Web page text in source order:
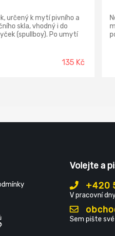
určený k mytí pivního a
skla, vhodný i do
(spullboy). Po umytí
a pivo si udrží říz.
výhodou je neutrální pH,
135 Kč
Volejte a
+420
V pracovní
Sem pište